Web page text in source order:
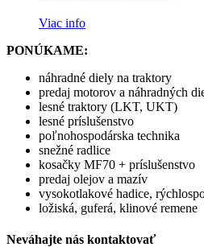
Viac info
PONÚKAME:
náhradné diely na traktory
predaj motorov a náhradných
lesné traktory (LKT, UKT)
lesné príslušenstvo
poľnohospodárska technika
snežné radlice
kosačky MF70 + príslušenstvo
predaj olejov a mazív
vysokotlakové hadice,
ložiská, guferá, klinové remene
Neváhajte nás kontaktovať